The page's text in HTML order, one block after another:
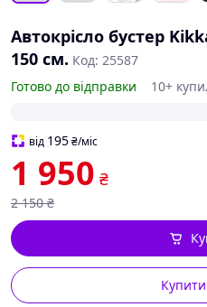
Автокрісло бустер
150 см. Код: 25587
Готово до відправки
10+
від 195₴/міс
1 950 ₴
2 150 ₴